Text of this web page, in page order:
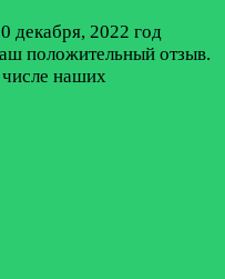
декабря, 2022 год
положительный отзыв.
наших